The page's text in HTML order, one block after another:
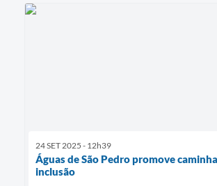
24 SET 2025 - 12h39
Águas de São Pedro promove
inclusão